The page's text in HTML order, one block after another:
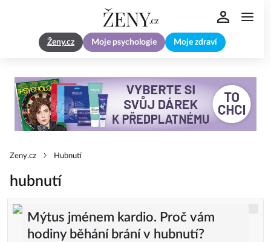
Ženy.cz Moje psychologie Moje zdraví
Zeny.cz Hubnutí
hubnutí
Mýtus jménem kardio. Proč vám
hodiny běhání brání v hubnutí?